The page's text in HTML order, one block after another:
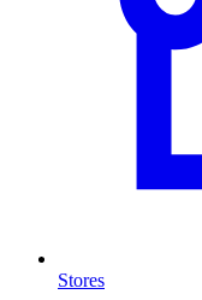
Stores